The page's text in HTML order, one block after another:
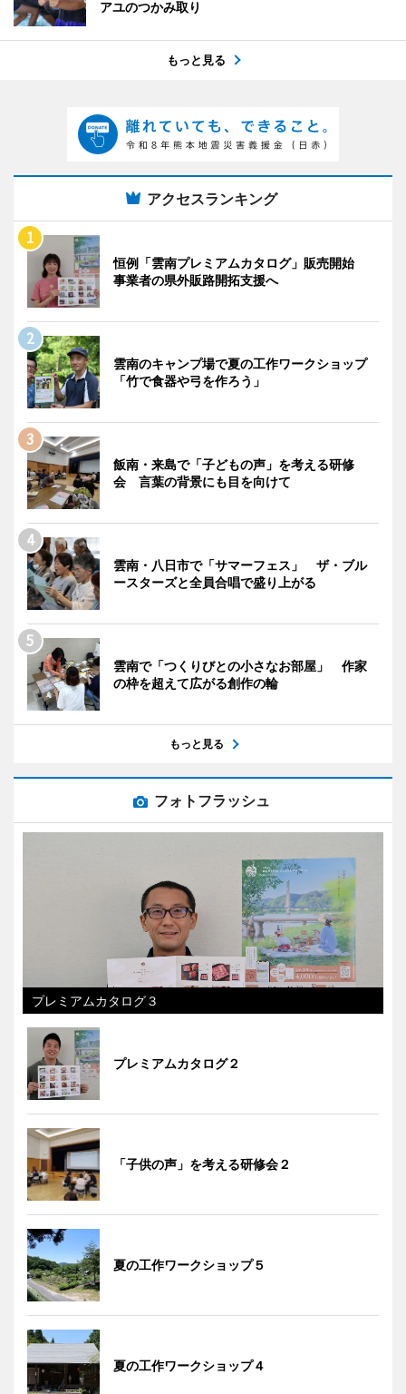
アユのつかみ取り
もっと見る
アクセスランキング
恒例「雲南プレミアムカタログ」販売開始
事業者の県外販路開拓支援へ
雲南のキャンプ場で夏の工作ワークショップ
「竹で食器や弓を作ろう」
飯南・来島で「子どもの声」を考える研修
会 言葉の背景にも目を向けて
雲南・八日市で「サマーフェス」 ザ・ブル
ースターズと全員合唱で盛り上がる
雲南で「つくりびとの小さなお部屋」 作家
の枠を超えて広がる創作の輪
もっと見る
フォトフラッシュ
プレミアムカタログ３
プレミアムカタログ２
「子供の声」を考える研修会２
夏の工作ワークショップ５
夏の工作ワークショップ４